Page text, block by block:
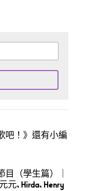
吧！》還有小編
（學生篇）｜
、Hirda、Henry